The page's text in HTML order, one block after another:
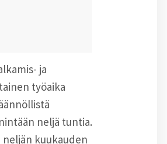
ja
työaika
neljä tuntia.
kuukauden